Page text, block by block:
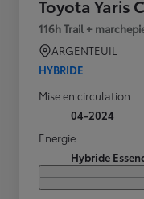
Toyota Yaris
116h Trail +
ARGENTEUIL
HYBRIDE
Mise en circulation
04-2024
Energie
Hybride